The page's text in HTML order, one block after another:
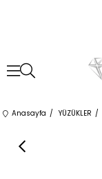
Anasayfa YÜZÜKLER